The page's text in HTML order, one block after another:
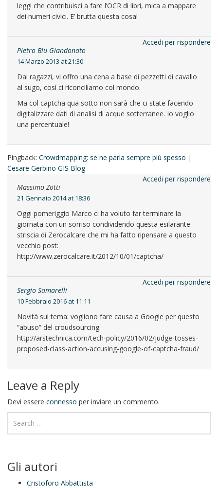
leggi che contribuisci a fare l’OCR di libri, mica a mappare
dei numeri civici. E’ brutta questa cosa!
Pietro Blu Giandonato
14 Marzo 2013 at 21:30
Dai ragazzi, vi offro una cena a base di pezzetti di cavallo
al sugo, così ci riconciliamo col mondo.
Ma col captcha qua sotto non sarà che ci state facendo
digitalizzare dati di analisi di acque sotterranee. Io voglio
una percentuale!
Accedi per rispondere
Pingback: Crowdmapping: se ne parla sempre più spesso |
Cesare Gerbino GIS Blog
Massimo Zotti
21 Gennaio 2014 at 18:36
Oggi pomeriggio Marco ci ha voluto far terminare la
giornata con un sorriso condividendo questa esilarante
striscia di Zerocalcare che mi ha fatto ripensare a questo
vecchio post:
http://www.zerocalcare.it/2012/10/01/captcha/
Accedi per rispondere
Sergio Samarelli
10 Febbraio 2016 at 11:11
Novità sul tema: vogliono fare causa a Google per questo
“abuso” del croudsourcing.
http://arstechnica.com/tech-policy/2016/02/judge-tosses-
proposed-class-action-accusing-google-of-captcha-fraud/
Accedi per rispondere
Leave a Reply
Devi essere connesso per inviare un commento.
Gli autori
Cristoforo Abbattista